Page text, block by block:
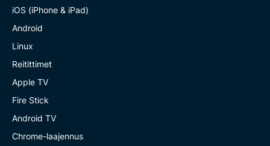
iOS (iPhone & iPad)
Android
Linux
Reitittimet
Apple TV
Fire Stick
Android TV
Chrome-laajennus